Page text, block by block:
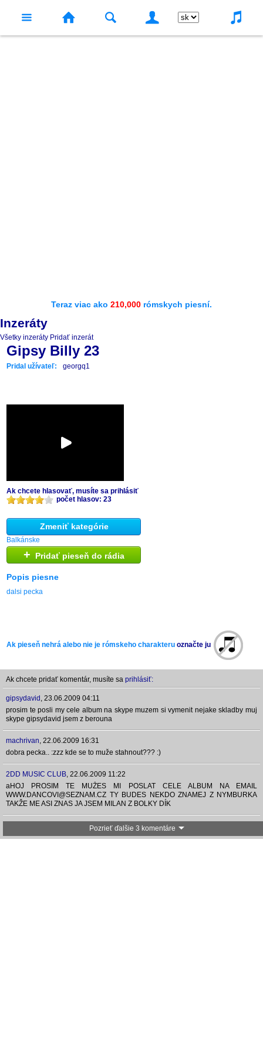
Teraz viac ako 210,000 rómskych piesní.
Inzeráty
Všetky inzeráty Pridať inzerát
Gipsy Billy 23
Pridal užívateľ: georgq1
Ak chcete hlasovať, musíte sa prihlásiť
počet hlasov: 23
Zmeniť kategórie
Balkánske
+ Pridať pieseň do rádia
Popis piesne
dalsi pecka
Ak pieseň nehrá alebo nie je rómskeho charakteru označte ju
Ak chcete pridať komentár, musíte sa prihlásiť:
gipsydavid , 23.06.2009 04:11
prosim te posli my cele album na skype muzem si vymenit nejake skladby muj
skype gipsydavid jsem z berouna
machrivan, 22.06.2009 16:31
dobra pecka.. :zzz kde se to muže stahnout??? :)
2DD MUSIC CLUB, 22.06.2009 11:22
aHOJ PROSIM TE MUŽES MI POSLAT CELE ALBUM NA EMAIL
WWW.DANCOVI@SEZNAM.CZ TY BUDES NEKDO ZNAMEJ Z NYMBURKA
TAKŽE ME ASI ZNAS JA JSEM MILAN Z BOLKY DÍK
Pozrieť ďalšie 3 komentáre